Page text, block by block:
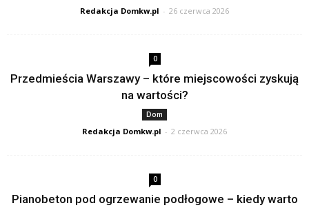
Redakcja Domkw.pl - 26 czerwca 2026
0
Przedmieścia Warszawy – które miejscowości zyskują
na wartości?
Dom
Redakcja Domkw.pl - 2 czerwca 2026
0
Pianobeton pod ogrzewanie podłogowe – kiedy warto